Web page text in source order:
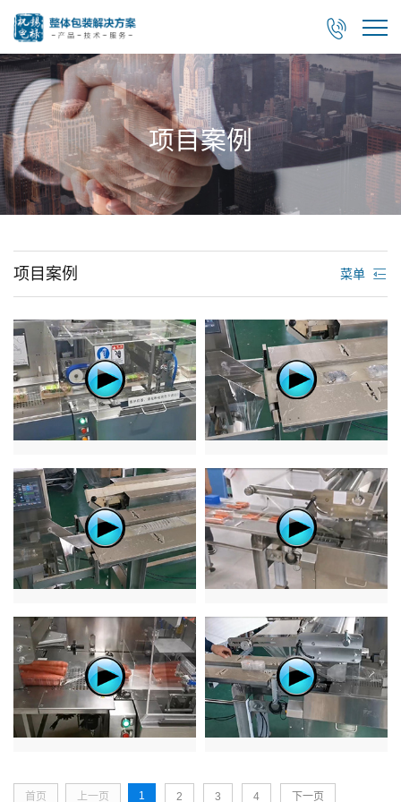

项目案例
菜单
项目案例
首页 上一页 1 2 3 4 下一页